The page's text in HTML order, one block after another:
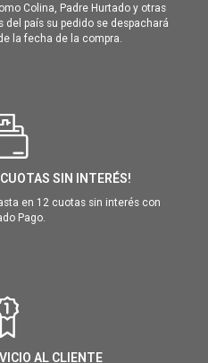
Colina, Padre Hurtado y otras
del país su pedido se despachará
la fecha de la compra.
SIN INTERÉS!
en 12 cuotas sin interés con
Pago.
AL CLIENTE